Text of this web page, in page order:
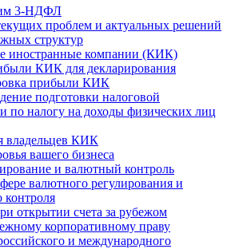
3-НДФЛ
проблем и актуальных решений
структур
иностранные компании (КИК)
КИК для декларирования
прибыли КИК
подготовки налоговой
по налогу на доходы физических лиц
владельцев КИК
вашего бизнеса
и валютный контроль
валютного регулирования и
контроля
открытии счета за рубежом
корпоративному праву
и международного